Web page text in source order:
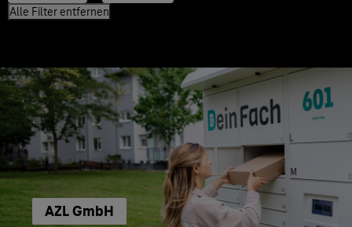
Alle Filter entfernen
AZL GmbH